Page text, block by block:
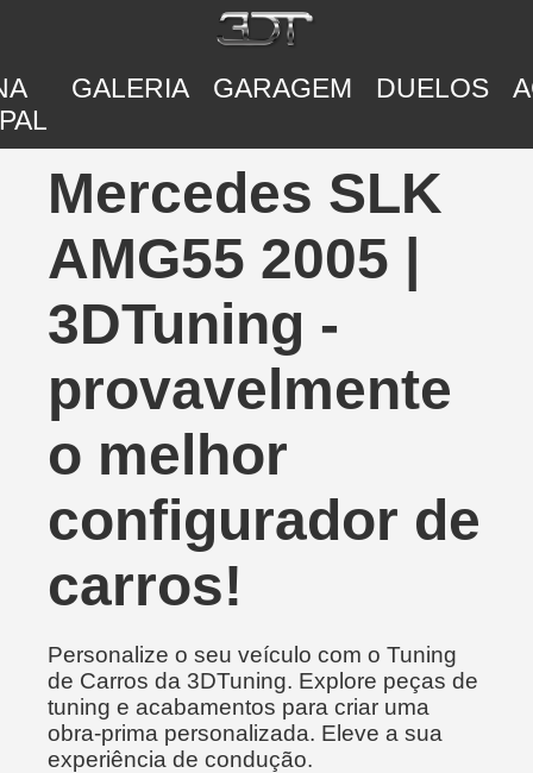
GALERIA GARAGEM DUELOS
Mercedes SLK
AMG55 2005 |
3DTuning -
provavelmente
o melhor
configurador de
carros!
Personalize o seu veículo com o Tuning
de Carros da 3DTuning. Explore peças de
tuning e acabamentos para criar uma
obra-prima personalizada. Eleve a sua
experiência de condução.